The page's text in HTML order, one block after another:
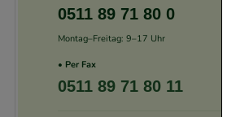
0511 89 71 80 0
Montag–Freitag: 9–17 Uhr
• Per Fax
0511 89 71 80 11